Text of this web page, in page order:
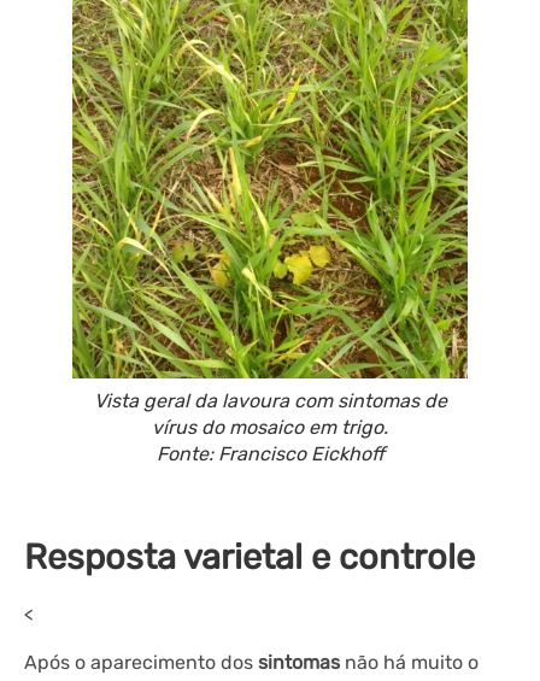
Vista geral da lavoura com sintomas de
vírus do mosaico em trigo.
Fonte: Francisco Eickhoff
Resposta varietal e controle
<
Após o aparecimento dos sintomas não há muito o